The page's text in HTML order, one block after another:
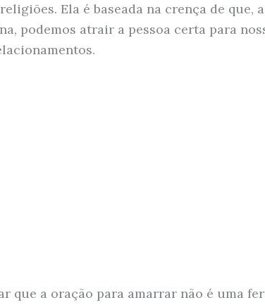
Ela é baseada na crença de que,
podemos atrair a pessoa certa para
que a oração para amarrar não é uma